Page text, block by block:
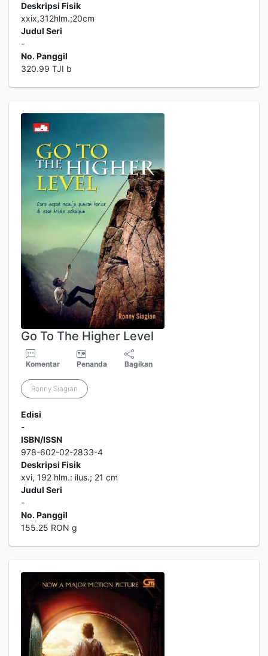
Deskripsi Fisik
xxix,312hlm.;20cm
Judul Seri
-
No. Panggil
320.99 TJI b
Go To The Higher Level
Komentar Penanda Bagikan
Ronny Siagian
Edisi
-
ISBN/ISSN
978-602-02-2833-4
Deskripsi Fisik
xvi, 192 hlm.: ilus.; 21 cm
Judul Seri
-
No. Panggil
155.25 RON g